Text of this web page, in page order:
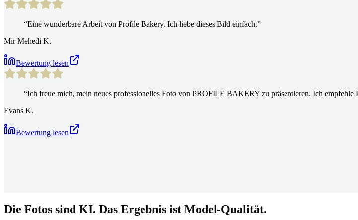
“Eine wunderbare Arbeit von Profile Bakery. Ich liebe dieses Bild einfach.”
Mir Mehedi K.
Bewertung lesen
“Ich freue mich, mein neues professionelles Foto von PROFILE BAKERY zu präsentieren. Ich empfehle
Evans K.
Bewertung lesen
Die Fotos sind KI. Das Ergebnis ist Model-Qualität.